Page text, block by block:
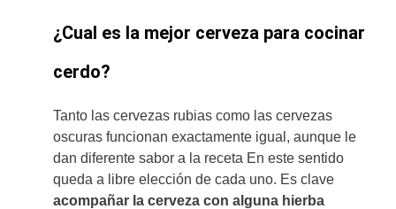
¿Cual es la mejor cerveza para cocinar
cerdo?
Tanto las cervezas rubias como las cervezas
oscuras funcionan exactamente igual, aunque le
dan diferente sabor a la receta En este sentido
queda a libre elección de cada uno. Es clave
acompañar la cerveza con alguna hierba